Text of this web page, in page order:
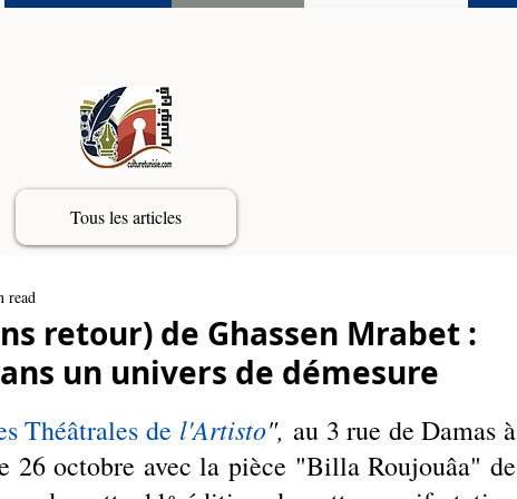
Tous les articles
retour) de Ghassen Mrabet :
un univers de démesure
read
Théâtrales de l'Artisto", au 3 rue de Damas à